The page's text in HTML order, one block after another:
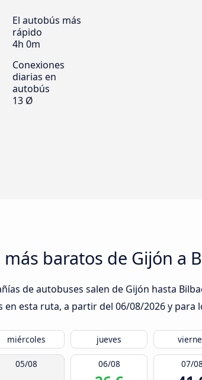
El autobús más
rápido
4h 0m
Conexiones
diarias en
autobús
13 Ø
baratos de Gijón a
de autobuses salen de Gijón hasta
en esta ruta, a partir del 06/08/2026y para
miércoles jueves
05/08 06/08 07/08